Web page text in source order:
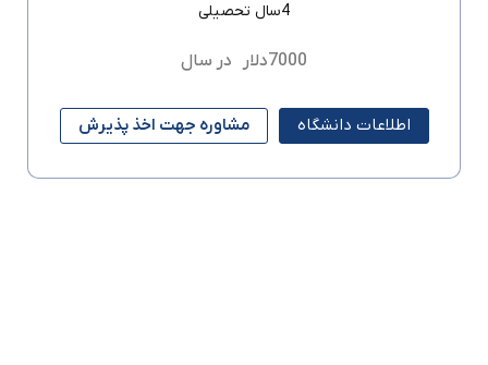
4سال تحصیلی
7000دلار در سال
اطلاعات دانشگاه مشاوره جهت اخذ پذیرش